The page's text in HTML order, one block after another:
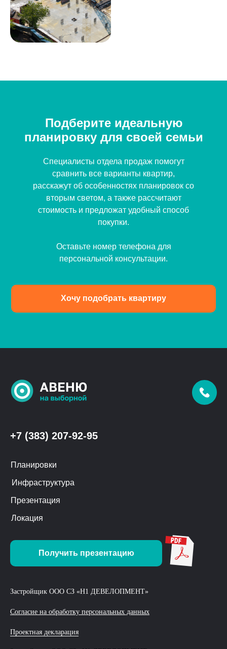
Подберите идеальную
планировку для своей семьи
Хочу подобрать квартиру
Наталья Шелест
Менеджер отдела продаж
Специалисты отдела продаж помогут
сравнить все варианты квартир,
расскажут об особенностях планировок со
вторым светом, а также рассчитают
стоимость и предложат удобный способ
покупки.
Оставьте номер телефона для
персональной консультации.
Получить презентацию
+7 (383) 207-92-95
Планировки
Инфраструктура
Презентация
Локация
Застройщик ООО СЗ «Н1 ДЕВЕЛОПМЕНТ»
Согласие на обработку персональных данных
Проектная декларация